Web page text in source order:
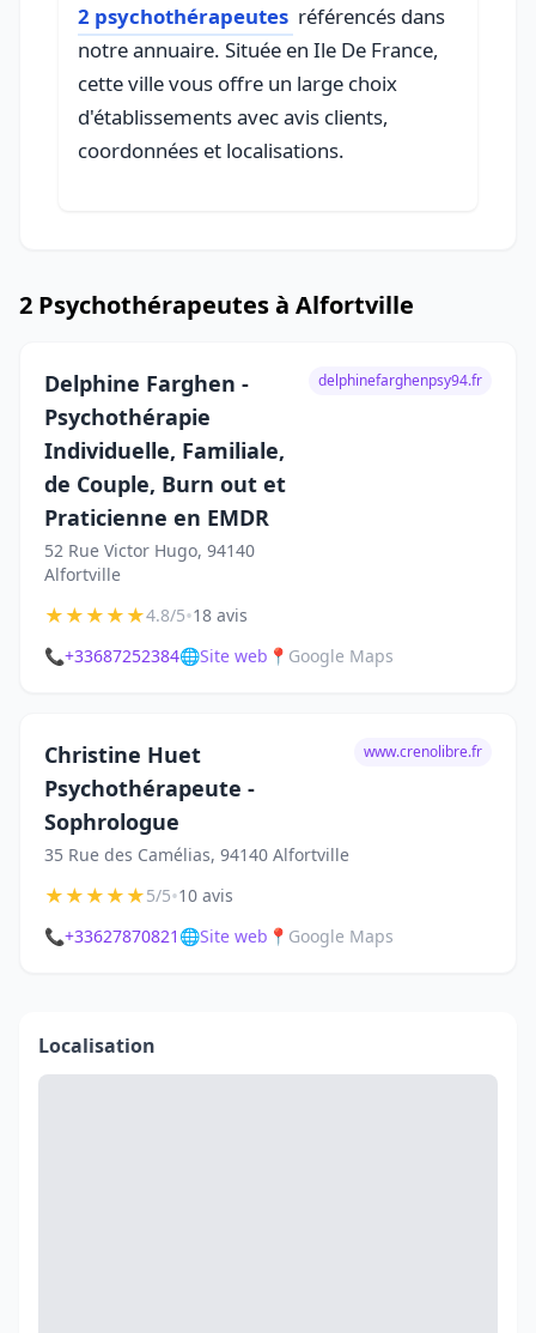
2 psychothérapeutes référencés dans
notre annuaire. Située en Ile De France,
cette ville vous offre un large choix
d'établissements avec avis clients,
coordonnées et localisations.
2 Psychothérapeutes à Alfortville
Delphine Farghen -
Psychothérapie
Individuelle, Familiale,
de Couple, Burn out et
Praticienne en EMDR
52 Rue Victor Hugo, 94140
Alfortville
delphinefarghenpsy94.fr
★★★★★4.8/5•18 avis
📞+33687252384🌐Site web 📍 Google Maps
Christine Huet
Psychothérapeute -
Sophrologue
35 Rue des Camélias, 94140 Alfortville
www.crenolibre.fr
★★★★★5/5•10 avis
📞+33627870821 🌐Site web 📍 Google Maps
Localisation